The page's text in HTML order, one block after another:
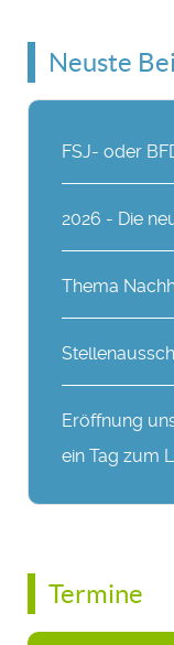
Neuste
FSJ- oder
2026 - Die
Thema
Eröffnung
ein Tag zum
Termine